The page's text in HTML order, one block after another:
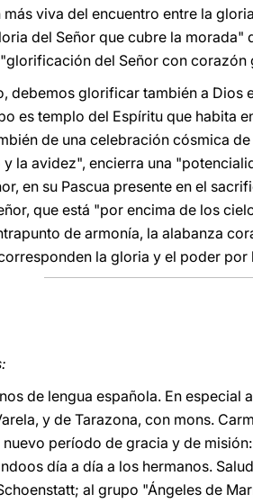
viva del encuentro entre la
del Señor que cubre la morada"
del Señor con corazón
debemos glorificar también a Dios
es templo del Espíritu que habita
de una celebración cósmica
la avidez", encierra una
en su Pascua presente en el
que está "por encima de los
de armonía, la alabanza
la gloria y el poder
de lengua española. En especial
y de Tarazona, con mons.
período de gracia y de
día a día a los hermanos.
al grupo "Ángeles de